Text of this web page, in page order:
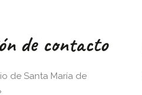
de contacto
de Santa María de